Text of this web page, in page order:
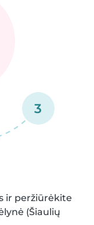
3
ir peržiūrėkite
(Šiaulių